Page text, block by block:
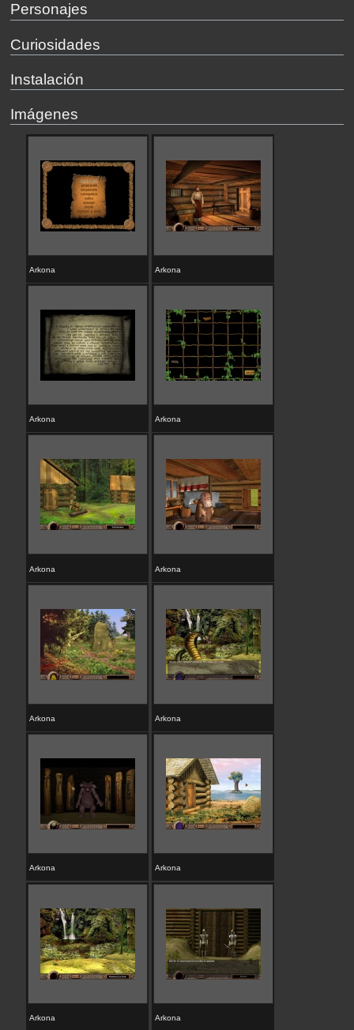
Personajes
Curiosidades
Instalación
Imágenes
Arkona Arkona
Arkona Arkona
Arkona Arkona
Arkona Arkona
Arkona Arkona
Arkona Arkona